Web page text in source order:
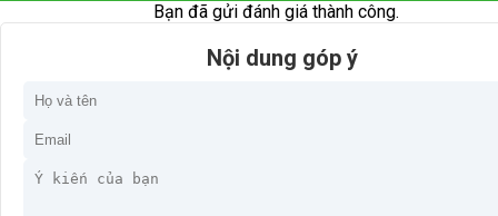
Bạn đã gửi đánh giá thành công.
Nội dung góp ý